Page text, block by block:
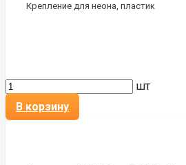
Крепление для неона, пластик
шт
В корзину